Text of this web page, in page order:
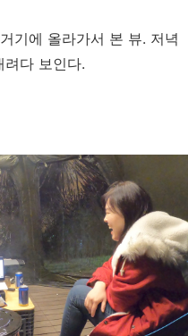
기에 올라가서 본 뷰. 저녁
다 보인다.